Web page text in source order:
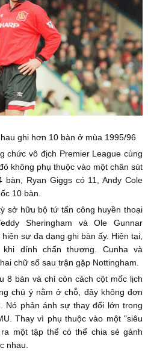
ghi hơn 10 bàn ở mùa 1995/96
chức vô địch Premier League cùng
không phụ thuộc vào một chân sút
bàn, Ryan Giggs có 11, Andy Cole
10 bàn.
sở hữu bộ tứ tấn công huyền thoại
Sheringham và Ole Gunnar
sự đa dạng ghi bàn ấy. Hiện tại,
dính chấn thương. Cunha và
chữ số sau trận gặp Nottingham.
8 bàn và chỉ còn cách cột mốc lịch
chú ý nằm ở chỗ, đây không đơn
Nó phản ánh sự thay đổi lớn trong
Thay vì phụ thuộc vào một "siêu
một tập thể có thể chia sẻ gánh
nhau.